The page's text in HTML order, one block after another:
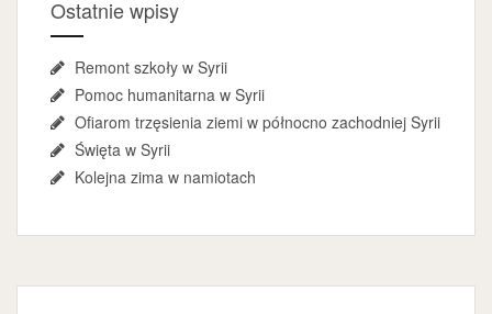
Ostatnie wpisy
Remont szkoły w Syrii
Pomoc humanitarna w Syrii
Ofiarom trzęsienia ziemi w północno zachodniej Syrii
Święta w Syrii
Kolejna zima w namiotach